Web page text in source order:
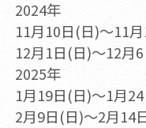
2024年
11月10日(日)～11
12月1日(日)～12月
2025年
1月19日(日)～1月
2月9日(日)～2月14